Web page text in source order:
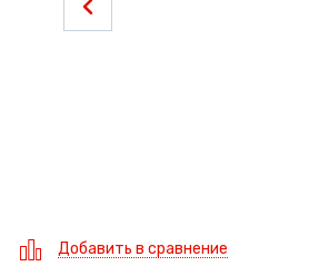
Добавить в сравнение